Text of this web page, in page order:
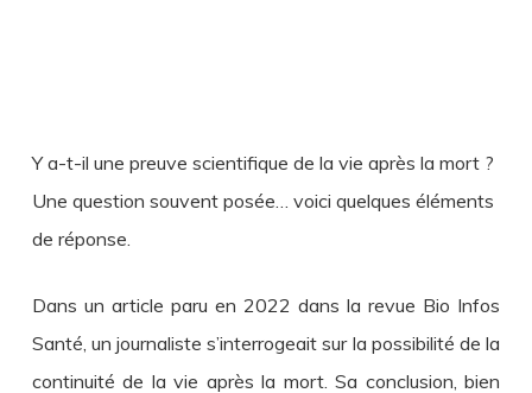
Y a-t-il une preuve scientifique de la vie après la mort ?
Une question souvent posée… voici quelques éléments
de réponse.
Dans un article paru en 2022 dans la revue Bio Infos
Santé, un journaliste s’interrogeait sur la possibilité de la
continuité de la vie après la mort. Sa conclusion, bien